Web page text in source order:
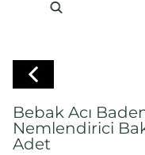
Bebak Acı
Nemlendirici
Adet